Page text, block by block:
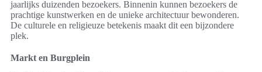
jaarlijks duizenden bezoekers. Binnenin kunnen bezoekers de
prachtige kunstwerken en de unieke architectuur bewonderen.
De culturele en religieuze betekenis maakt dit een bijzondere
plek.
Markt en Burgplein